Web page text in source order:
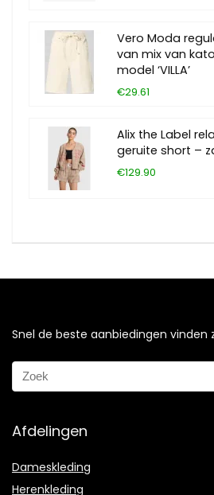
Vero Moda
van mix van
model ‘VILLA’
€29.61
Alix the Label
geruite short –
€129.90
Snel de beste aanbiedingen vinden
Afdelingen
Dameskleding
Herenkleding